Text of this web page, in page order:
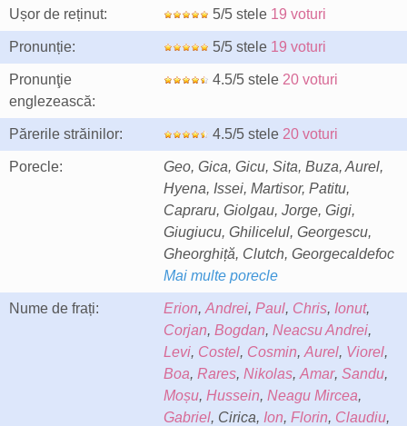
Ușor de reținut: 5/5 stele 19 voturi
Pronunție: 5/5 stele 19 voturi
Pronunţie
englezească:
4.5/5 stele 20 voturi
Părerile străinilor: 4.5/5 stele 20 voturi
Porecle:
Geo, Gica, Gicu, Sita, Buza, Aurel,
Hyena, Issei, Martisor, Patitu,
Capraru, Giolgau, Jorge, Gigi,
Giugiucu, Ghilicelul, Georgescu,
Gheorghiță, Clutch, Georgecaldefoc
Mai multe porecle
Nume de frați: Erion, Andrei, Paul, Chris, Ionut,
Corjan, Bogdan, Neacsu Andrei,
Levi, Costel, Cosmin, Aurel, Viorel,
Boa, Rares, Nikolas, Amar, Sandu,
Moșu, Hussein, Neagu Mircea,
Gabriel, Cirica, Ion, Florin, Claudiu,